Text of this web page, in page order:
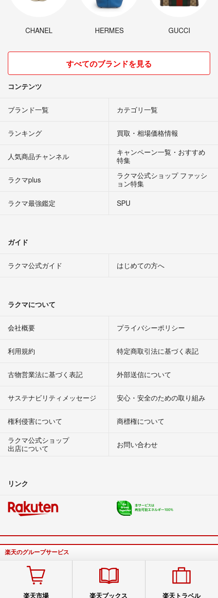
CHANEL HERMES GUCCI
すべてのブランドを見る
コンテンツ
ブランド一覧 カテゴリ一覧
ランキング 買取・相場価格情報
人気商品チャンネル
キャンペーン一覧・おすすめ
特集
ラクマplus
ラクマ公式ショップ ファッシ
ョン特集
ラクマ最強鑑定
SPU
ガイド
ラクマ公式ガイド はじめての方へ
ラクマについて
会社概要 プライバシーポリシー
利用規約 特定商取引法に基づく表記
古物営業法に基づく表記 外部送信について
サステナビリティメッセージ 安心・安全のための取り組み
権利侵害について
商標権について
ラクマ公式ショップ
出店について
お問い合わせ
リンク
楽天のグループサービス
楽天市場 楽天ブックス 楽天トラベル